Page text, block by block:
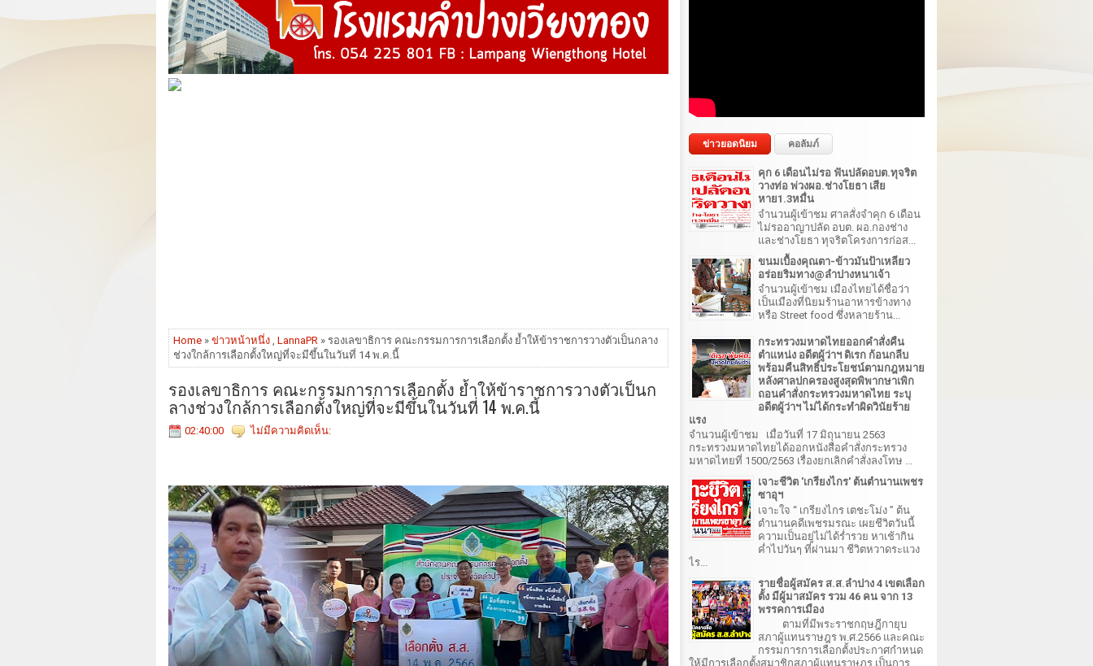
Home » ข่าวหน้าหนึ่ง , LannaPR » รองเลขาธิการ คณะกรรมการการเลือกตั้ง ย้ำให้ข้าราชการวางตัวเป็นกลาง
ช่วงใกล้การเลือกตั้งใหญ่ที่จะมีขึ้นในวันที่ 14 พ.ค.นี้
รองเลขาธิการ คณะกรรมการการเลือกตั้ง ย้ำให้ข้าราชการวางตัวเป็นก
ลางช่วงใกล้การเลือกตั้งใหญ่ที่จะมีขึ้นในวันที่ 14 พ.ค.นี้
02:40:00 ไม่มีความคิดเห็น:
ข่าวยอดนิยม คอลัมภ์
คุก 6 เดือนไม่รอ ฟันปลัดอบต.ทุจริต
วางท่อ พ่วงผอ.ช่างโยธา เสีย
หาย1.3หมื่น
จำนวนผู้เข้าชม ศาลสั่งจำคุก 6 เดือน
ไม่รออาญาปลัด อบต. ผอ.กองช่าง
และช่างโยธา ทุจริตโครงการก่อส...
ขนมเบื้องคุณตา-ข้าวมันป้าเหลียว
อร่อยริมทาง@ลำปางหนาเจ้า
จำนวนผู้เข้าชม เมืองไทยได้ชื่อว่า
เป็นเมืองที่นิยมร้านอาหารข้างทาง
หรือ Street food ซึ่งหลายร้าน...
กระทรวงมหาดไทยออกคำสั่งคืน
ตำแหน่ง อดีตผู้ว่าฯ ดิเรก ก้อนกลีบ
พร้อมคืนสิทธิ์ประโยชน์ตามกฎหมาย
หลังศาลปกครองสูงสุดพิพากษาเพิก
ถอนคำสั่งกระทรวงมหาดไทย ระบุ
อดีตผู้ว่าฯ ไม่ได้กระทำผิดวินัยร้าย
แรง
จำนวนผู้เข้าชม เมื่อวันที่ 17 มิถุนายน 2563
กระทรวงมหาดไทยได้ออกหนังสือคำสั่งกระทรวง
มหาดไทยที่ 1500/2563 เรื่องยกเลิกคำสั่งลงโทษ ...
เจาะชีวิต 'เกรียงไกร' ต้นตำนานเพชร
ซาอุฯ
เจาะใจ “ เกรียงไกร เตชะโม่ง ” ต้น
ตำนานคดีเพชรมรณะ เผยชีวิตวันนี้
ความเป็นอยู่ไม่ได้ร่ำรวย หาเช้ากิน
ค่ำไปวันๆ ที่ผ่านมา ชีวิตหวาดระแวง
ไร...
รายชื่อผู้สมัคร ส.ส.ลำปาง 4 เขตเลือก
ตั้ง มีผู้มาสมัคร รวม 46 คน จาก 13
พรรคการเมือง
ตามที่มีพระราชกฤษฎีกายุบ
สภาผู้แทนราษฎร พ.ศ.2566 และคณะ
กรรมการการเลือกตั้งประกาศกำหนด
ให้มีการเลือกตั้งสมาชิกสภาผู้แทนราษฎร เป็นการ...